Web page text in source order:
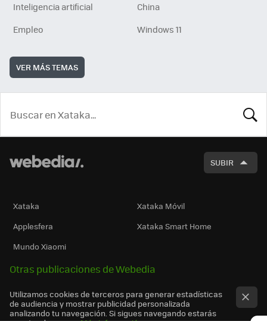
Inteligencia artificial
China
Empleo
Windows 11
VER MÁS TEMAS
SUBIR
Xataka
Xataka Móvil
Applesfera
Xataka Smart Home
Mundo Xiaomi
Otras publicaciones de Webedia
Utilizamos cookies de terceros para generar estadísticas
de audiencia y mostrar publicidad personalizada
analizando tu navegación. Si sigues navegando estarás